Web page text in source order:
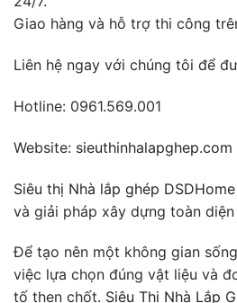
Giao hàng và hỗ trợ thi công
Liên hệ ngay với chúng tôi để
Hotline: 0961.569.001
Website: sieuthinhalapghep.com
Siêu thị Nhà lắp ghép DSDHome
và giải pháp xây dựng toàn diện
Để tạo nên một không gian
việc lựa chọn đúng vật liệu và
tố then chốt. Siêu Thị Nhà Lắp